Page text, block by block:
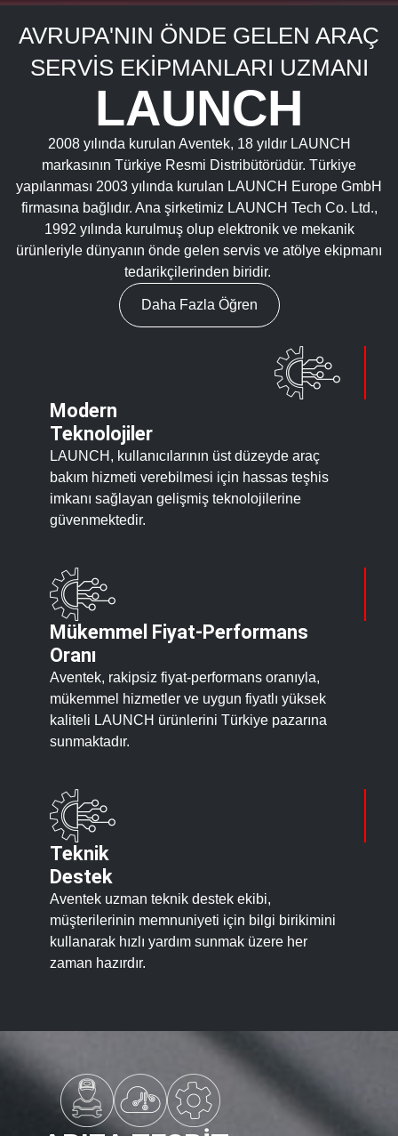
LAUNCH'A HOŞ
GELDİNİZ
Şirketimizin geçmişi ve zaman içindeki öncü başarılarımız hakkında
Hakkımızda
AVRUPA'NIN ÖNDE GELEN ARAÇ
SERVİS EKİPMANLARI UZMANI
LAUNCH
2008 yılında kurulan Aventek, 18 yıldır LAUNCH
markasının Türkiye Resmi Distribütörüdür. Türkiye
yapılanması 2003 yılında kurulan LAUNCH Europe GmbH
firmasına bağlıdır. Ana şirketimiz LAUNCH Tech Co. Ltd.,
1992 yılında kurulmuş olup elektronik ve mekanik
ürünleriyle dünyanın önde gelen servis ve atölye ekipmanı
tedarikçilerinden biridir.
Daha Fazla Öğren
Modern
Teknolojiler
LAUNCH, kullanıcılarının üst düzeyde araç
bakım hizmeti verebilmesi için hassas teşhis
imkanı sağlayan gelişmiş teknolojilerine
güvenmektedir.
Mükemmel Fiyat-Performans
Oranı
Aventek, rakipsiz fiyat-performans oranıyla,
mükemmel hizmetler ve uygun fiyatlı yüksek
kaliteli LAUNCH ürünlerini Türkiye pazarına
sunmaktadır.
Teknik
Destek
Aventek uzman teknik destek ekibi,
müşterilerinin memnuniyeti için bilgi birikimini
kullanarak hızlı yardım sunmak üzere her
zaman hazırdır.